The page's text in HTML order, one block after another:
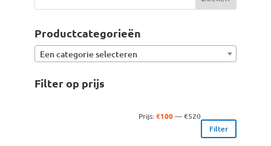
Productcategorieën
Een categorie selecteren
Filter op prijs
Filter
Prijs:€100—€520